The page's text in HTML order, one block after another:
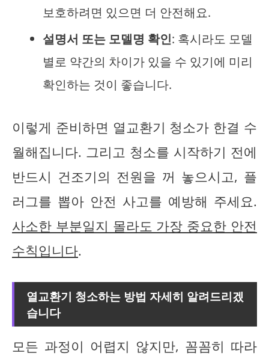
보호하려면 있으면 더 안전해요.
설명서 또는 모델명 확인: 혹시라도 모델
별로 약간의 차이가 있을 수 있기에 미리
확인하는 것이 좋습니다.
이렇게 준비하면 열교환기 청소가 한결 수
월해집니다. 그리고 청소를 시작하기 전에
반드시 건조기의 전원을 꺼 놓으시고, 플
러그를 뽑아 안전 사고를 예방해 주세요.
사소한 부분일지 몰라도 가장 중요한 안전
수칙입니다.
열교환기 청소하는 방법 자세히 알려드리겠
습니다
모든 과정이 어렵지 않지만, 꼼꼼히 따라